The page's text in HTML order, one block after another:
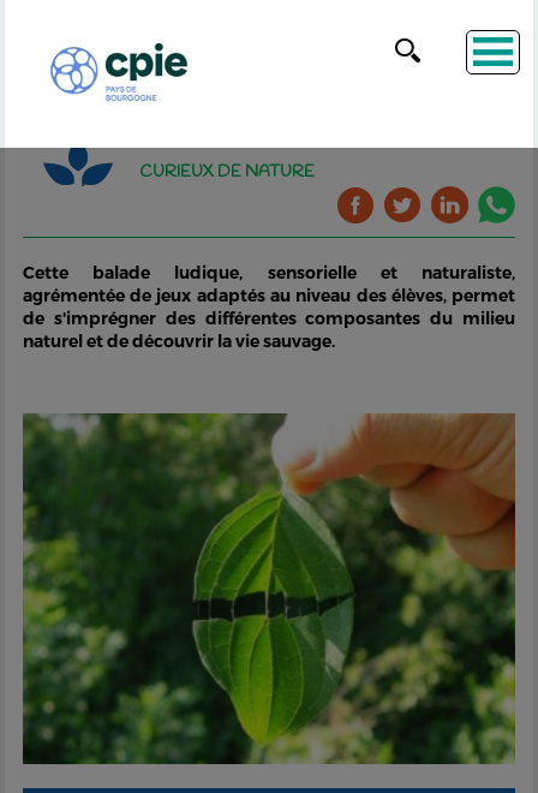
CURIEUX DE NATURE
Cette balade ludique, sensorielle et naturaliste,
agrémentée de jeux adaptés au niveau des élèves, permet
de s'imprégner des différentes composantes du milieu
naturel et de découvrir la vie sauvage.